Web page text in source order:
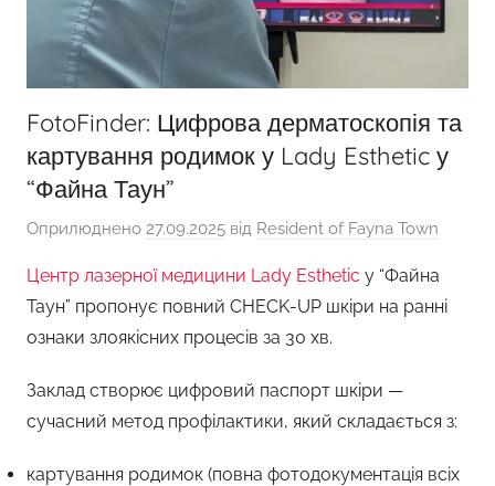
FotoFinder: Цифрова дерматоскопія та
картування родимок у Lady Esthetic у
“Файна Таун”
Оприлюднено 27.09.2025 від Resident of Fayna Town
Центр лазерної медицини Lady Esthetic у “Файна
Таун” пропонує повний CHECK-UP шкіри на ранні
ознаки злоякісних процесів за 30 хв.
Заклад створює цифровий паспорт шкіри —
сучасний метод профілактики, який складається з:
картування родимок (повна фотодокументація всіх